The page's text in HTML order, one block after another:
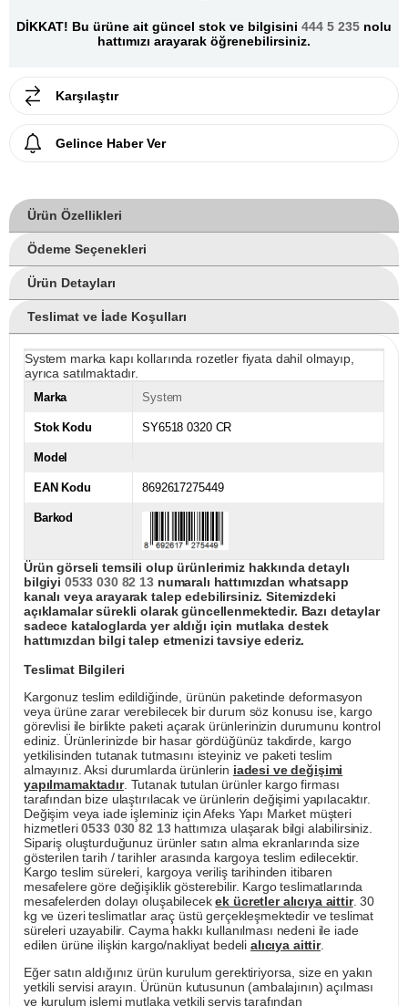
DİKKAT! Bu ürüne ait güncel stok ve bilgisini 444 5 235 nolu
hattımızı arayarak öğrenebilirsiniz.
Karşılaştır
Gelince Haber Ver
Ürün Özellikleri
Ödeme Seçenekleri
Ürün Detayları
Teslimat ve İade Koşulları
System marka kapı kollarında rozetler fiyata dahil olmayıp,
ayrıca satılmaktadır.
Marka System
Stok Kodu SY6518 0320 CR
Model
EAN Kodu 8692617275449
Barkod
Ürün görseli temsili olup ürünlerimiz hakkında detaylı
bilgiyi 0533 030 82 13numaralı hattımızdan whatsapp
kanalı veya arayarak talep edebilirsiniz. Sitemizdeki
açıklamalar sürekli olarak güncellenmektedir. Bazı detaylar
sadece kataloglarda yer aldığı için mutlaka destek
hattımızdan bilgi talep etmenizi tavsiye ederiz.
Teslimat Bilgileri
Kargonuz teslim edildiğinde, ürünün paketinde deformasyon
veya ürüne zarar verebilecek bir durum söz konusu ise, kargo
görevlisi ile birlikte paketi açarak ürünlerinizin durumunu kontrol
ediniz. Ürünlerinizde bir hasar gördüğünüz takdirde, kargo
yetkilisinden tutanak tutmasını isteyiniz ve paketi teslim
almayınız. Aksi durumlarda ürünlerin iadesi ve değişimi
yapılmamaktadır. Tutanak tutulan ürünler kargo firması
tarafından bize ulaştırılacak ve ürünlerin değişimi yapılacaktır.
Değişim veya iade işleminiz için Afeks Yapı Market müşteri
hizmetleri0533 030 82 13hattımıza ulaşarak bilgi alabilirsiniz.
Sipariş oluşturduğunuz ürünler satın alma ekranlarında size
gösterilen tarih / tarihler arasında kargoya teslim edilecektir.
Kargo teslim süreleri, kargoya veriliş tarihinden itibaren
mesafelere göre değişiklik gösterebilir. Kargo teslimatlarında
mesafelerden dolayı oluşabilecekek ücretler alıcıya aittir. 30
kg ve üzeri teslimatlar araç üstü gerçekleşmektedir ve teslimat
süreleri uzayabilir. Cayma hakkı kullanılması nedeni ile iade
edilen ürüne ilişkin kargo/nakliyat bedeli alıcıya aittir.
Eğer satın aldığınız ürün kurulum gerektiriyorsa, size en yakın
yetkili servisi arayın. Ürünün kutusunun (ambalajının) açılması
ve kurulum işlemi mutlaka yetkili servis tarafından